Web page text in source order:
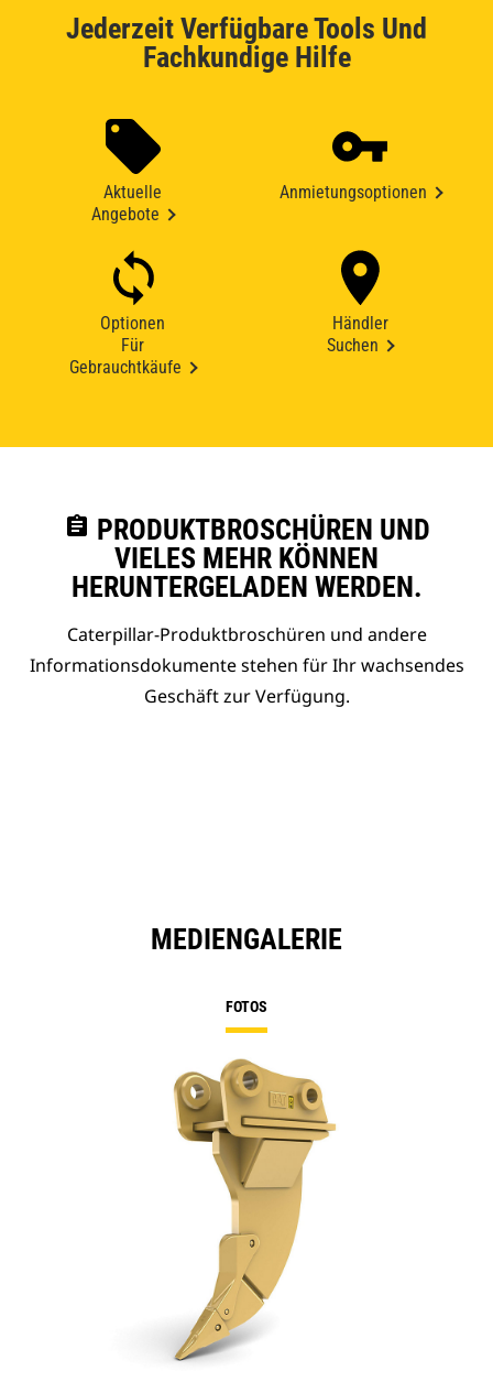
Jederzeit Verfügbare Tools Und
Fachkundige Hilfe
Aktuelle
Angebote
Anmietungsoptionen
Optionen
Für
Gebrauchtkäufe
Händler
Suchen
assignment PRODUKTBROSCHÜREN UND
VIELES MEHR KÖNNEN
HERUNTERGELADEN WERDEN.
Caterpillar-Produktbroschüren und andere
Informationsdokumente stehen für Ihr wachsendes
Geschäft zur Verfügung.
MEDIENGALERIE
FOTOS